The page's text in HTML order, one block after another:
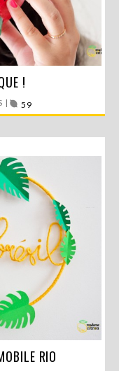
pots, la robe…
!
| 59
déjà…
RIO